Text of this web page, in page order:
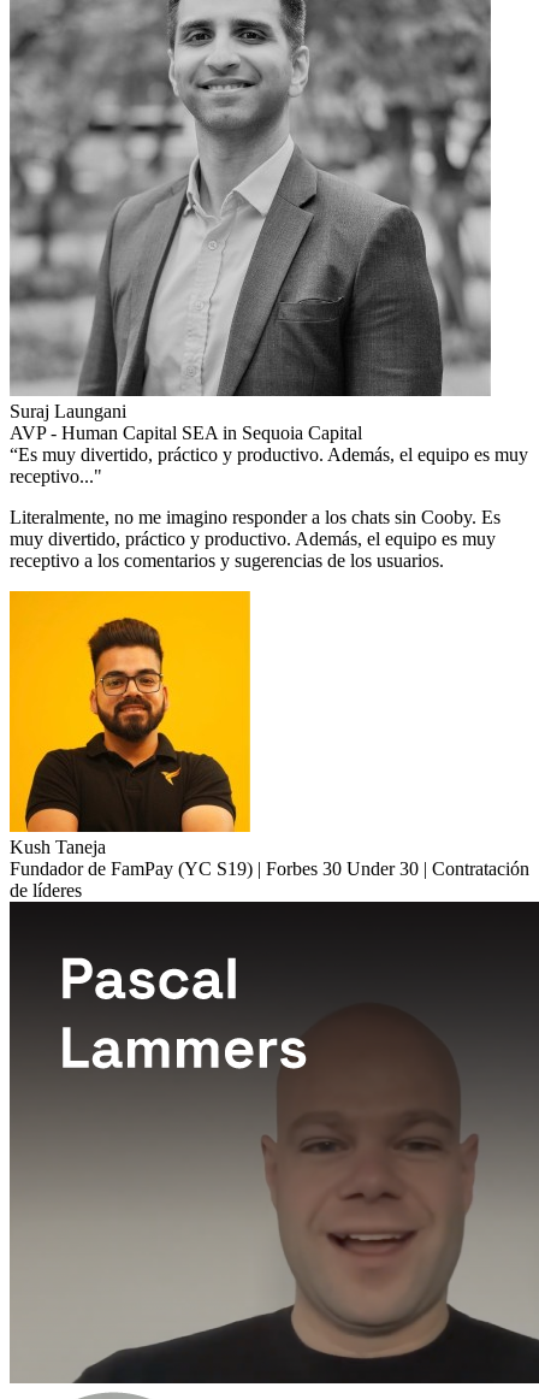
Suraj Laungani
AVP - Human Capital SEA in Sequoia Capital
“Es muy divertido, práctico y productivo. Además, el equipo es muy
receptivo..."
Literalmente, no me imagino responder a los chats sin Cooby. Es
muy divertido, práctico y productivo. Además, el equipo es muy
receptivo a los comentarios y sugerencias de los usuarios.
Kush Taneja
Fundador de FamPay (YC S19) | Forbes 30 Under 30 | Contratación
de líderes